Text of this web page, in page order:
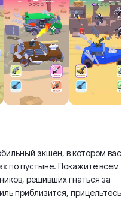
экшен, в котором вас
по пустыне. Покажите всем
решивших гнаться за
приблизится, прицельтесь